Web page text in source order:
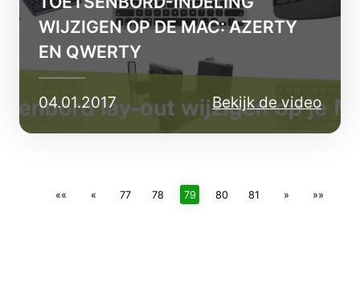
WIJZIGEN OP DE MAC: AZERTY
EN QWERTY
04.01.2017 Bekijk de video
«« « 77 78 79 80 81 » »»